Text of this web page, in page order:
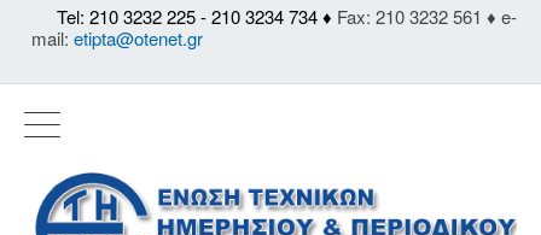
Tel: 210 3232 225 - 210 3234 734 ♦ Fax: 210 3232 561 ♦ e-
mail: etipta@otenet.gr